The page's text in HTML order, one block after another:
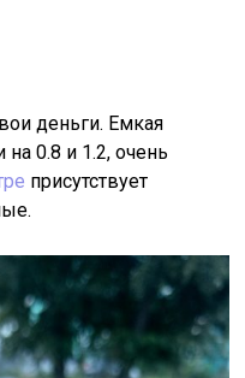
деньги. Емкая
0.8 и 1.2, очень
присутствует